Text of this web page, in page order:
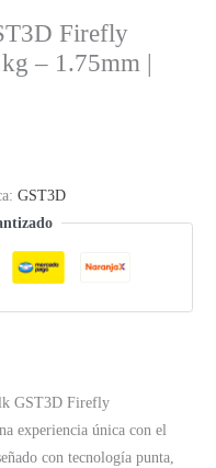
Firefly
– 1.75mm |
GST3D
GST3D Firefly
experiencia única con el
con tecnología punta,